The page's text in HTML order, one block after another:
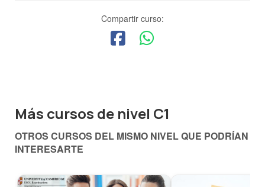
Compartir curso:
Más cursos de nivel C1
OTROS CURSOS DEL MISMO NIVEL QUE PODRÍAN
INTERESARTE